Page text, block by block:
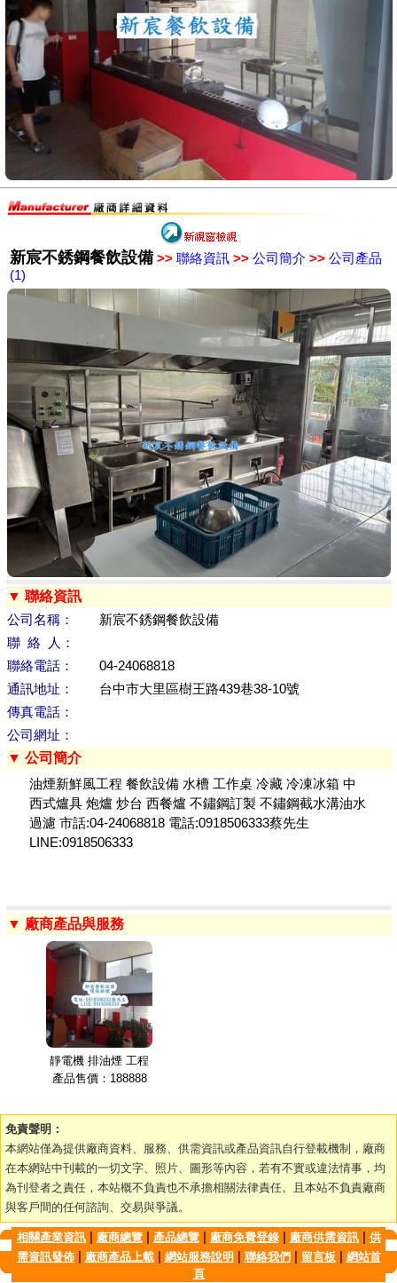
新宸不銹鋼餐飲設備 >>聯絡資訊 >>公司簡介 >>公司產品
(1)
▼ 聯絡資訊
公司名稱：
新宸不銹鋼餐飲設備
聯 絡 人：
聯絡電話：
04-24068818
通訊地址：
台中市大里區樹王路439巷38-10號
傳真電話：
公司網址：
▼ 公司簡介
油煙新鮮風工程 餐飲設備 水槽 工作桌 冷藏 冷凍冰箱 中
西式爐具 炮爐 炒台 西餐爐 不鏽鋼訂製 不鏽鋼截水溝油水
過濾 市話:04-24068818 電話:0918506333蔡先生
LINE:0918506333
▼ 廠商產品與服務
靜電機 排油煙 工程
產品售價：188888
免責聲明：
本網站僅為提供廠商資料、服務、供需資訊或產品資訊自行登載機制，廠商
在本網站中刊載的一切文字、照片、圖形等內容，若有不實或違法情事，均
為刊登者之責任，本站概不負責也不承擔相關法律責任。且本站不負責廠商
與客戶間的任何諮詢、交易與爭議。
相關產業資訊| 廠商總覽| 產品總覽| 廠商免費登錄| 廠商供需資訊| 供
需資訊發佈| 廠商產品上載| 網站服務說明 聯絡我們| 留言板
網站首
頁